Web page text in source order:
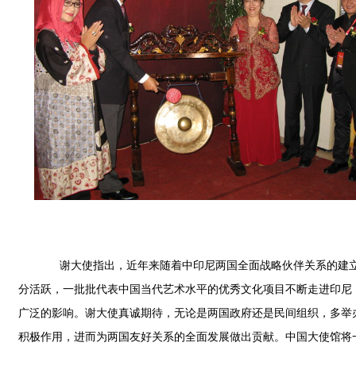
谢大使指出，近年来随着中印尼两国全面战略伙伴关系的
分活跃，一批批代表中国当代艺术水平的优秀文化项目不断走进印
广泛的影响。谢大使真诚期待，无论是两国政府还是民间组织，多
积极作用，进而为两国友好关系的全面发展做出贡献。中国大使馆